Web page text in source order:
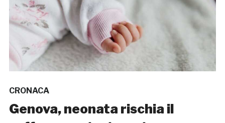
CRONACA
Genova, neonata rischia il